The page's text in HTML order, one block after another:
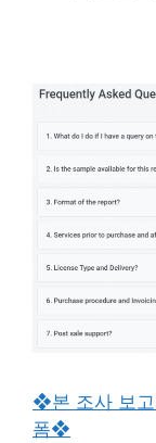
❖본 조사 보
폼❖